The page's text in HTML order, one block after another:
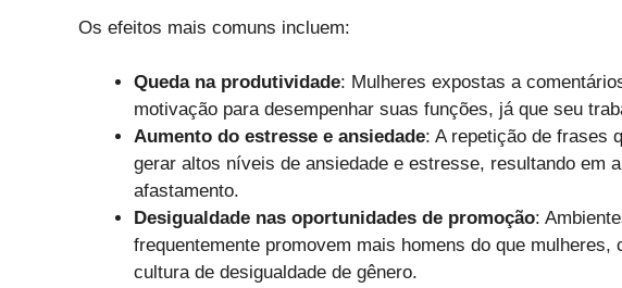
Os efeitos mais comuns incluem:
Queda na produtividade: Mulheres expostas a
motivação para desempenhar suas funções, já que seu
Aumento do estresse e ansiedade: A repetição de frases
gerar altos níveis de ansiedade e estresse, resultando em
afastamento.
Desigualdade nas oportunidades de promoção:
frequentemente promovem mais homens do que mulheres,
cultura de desigualdade de gênero.